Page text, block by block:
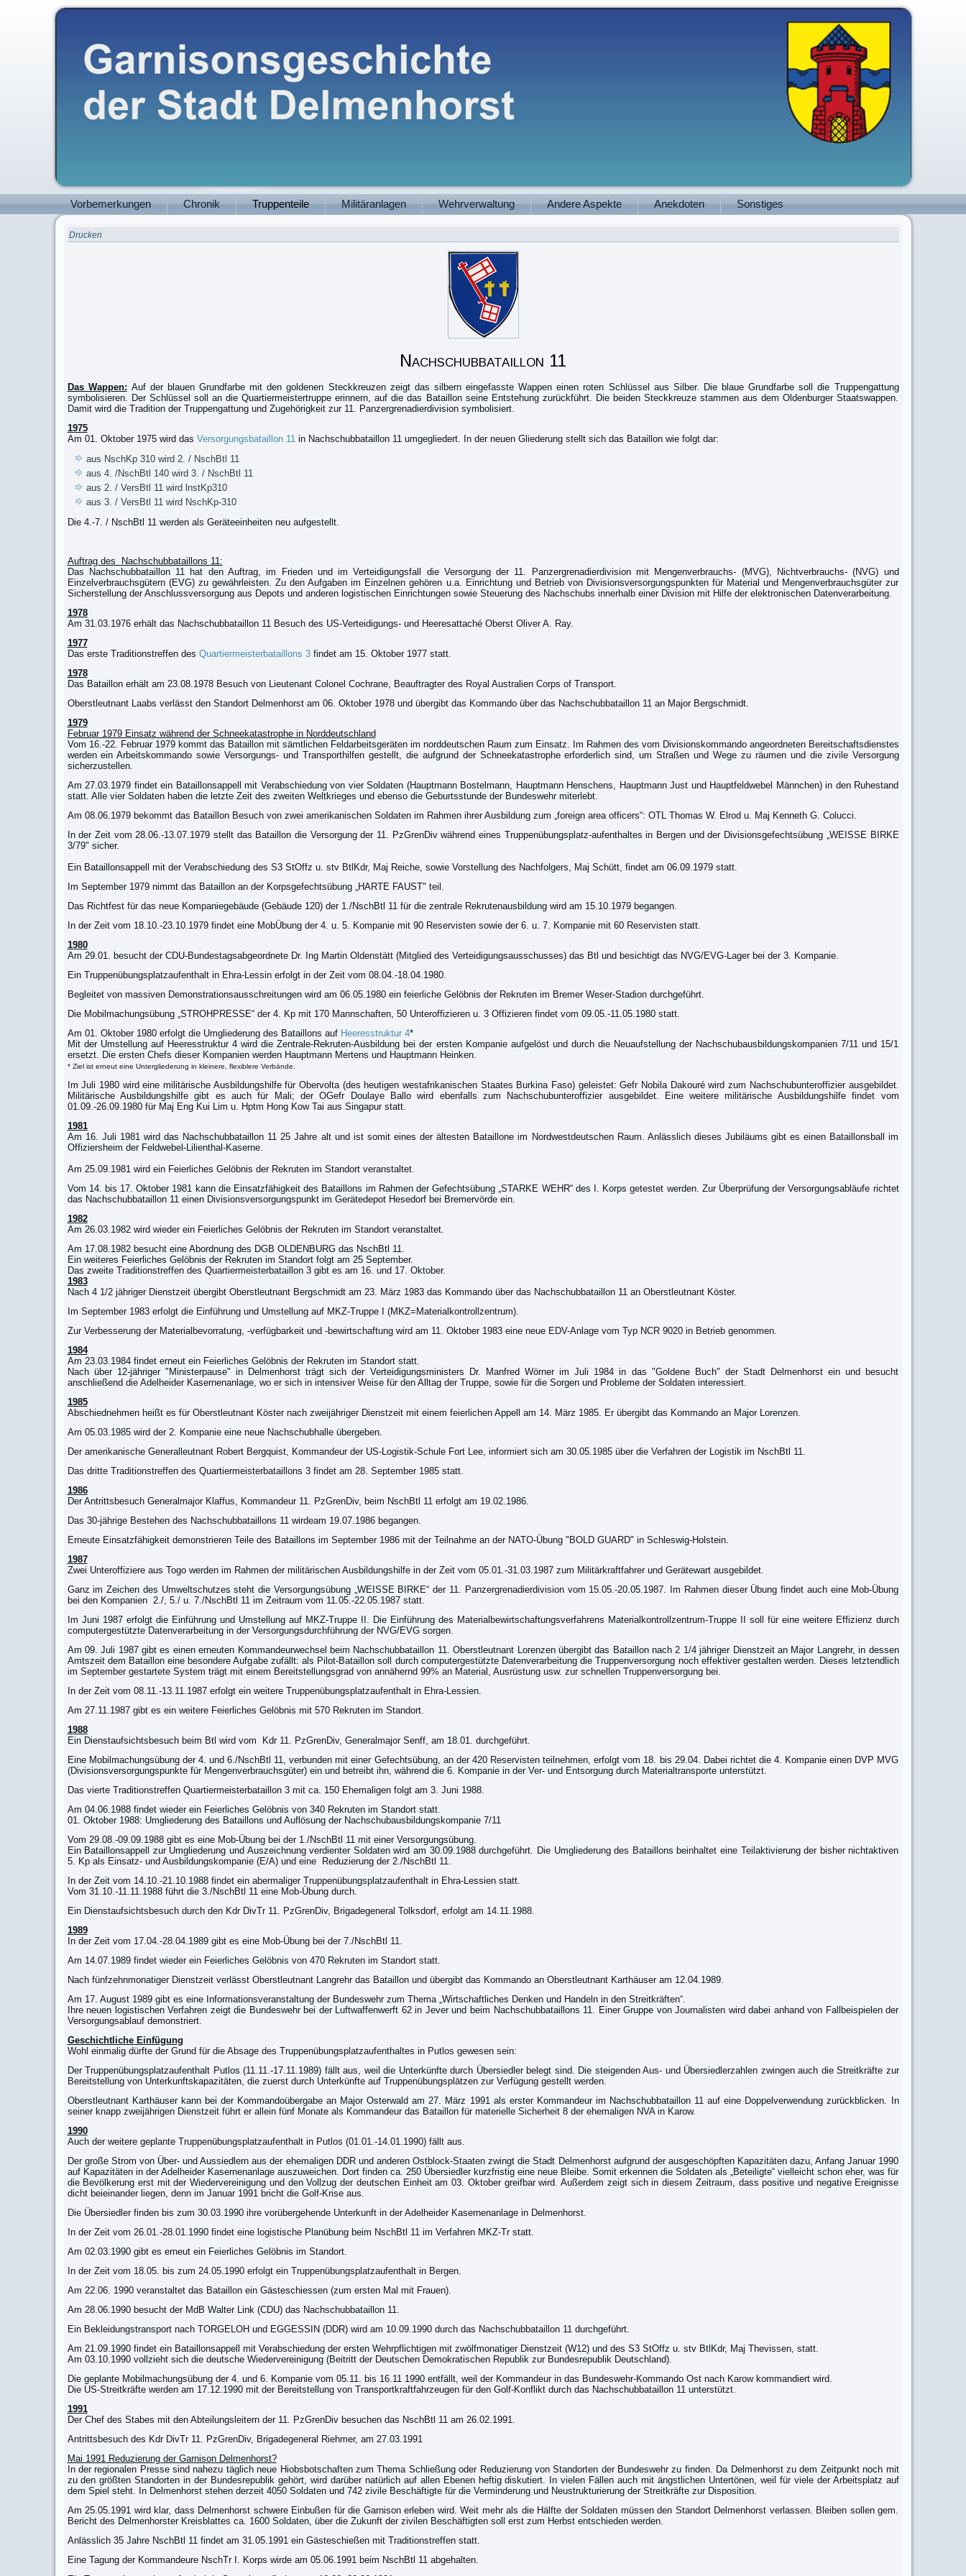
Vorbemerkungen Chronik Truppenteile Militäranlagen Wehrverwaltung Andere Aspekte Anekdoten Sonstiges
Drucken
Nachschubbataillon 11
Das Wappen: Auf der blauen Grundfarbe mit den goldenen Steckkreuzen zeigt das silbern eingefasste Wappen einen roten Schlüssel aus Silber. Die blaue Grundfarbe soll die Truppengattung
symbolisieren. Der Schlüssel soll an die Quartiermeistertruppe erinnern, auf die das Bataillon seine Entstehung zurückführt. Die beiden Steckkreuze stammen aus dem Oldenburger Staatswappen.
Damit wird die Tradition der Truppengattung und Zugehörigkeit zur 11. Panzergrenadierdivision symbolisiert.
1975
Am 01. Oktober 1975 wird das Versorgungsbataillon 11in Nachschubbataillon 11 umgegliedert. In der neuen Gliederung stellt sich das Bataillon wie folgt dar:
aus NschKp 310 wird 2. / NschBtl 11
aus 4. /NschBtl 140 wird 3. / NschBtl 11
aus 2. / VersBtl 11 wird lnstKp310
aus 3. / VersBtl 11 wird NschKp-310
Die 4.-7. / NschBtl 11 werden als Geräteeinheiten neu aufgestellt.
Auftrag des Nachschubbataillons 11:
Das Nachschubbataillon 11 hat den Auftrag, im Frieden und im Verteidigungsfall die Versorgung der 11. Panzergrenadierdivision mit Mengenverbrauchs- (MVG), Nichtverbrauchs- (NVG) und
Einzelverbrauchsgütern (EVG) zu gewährleisten. Zu den Aufgaben im Einzelnen gehören u.a. Einrichtung und Betrieb von Divisionsversorgungspunkten für Material und Mengenverbrauchsgüter zur
Sicherstellung der Anschlussversorgung aus Depots und anderen logistischen Einrichtungen sowie Steuerung des Nachschubs innerhalb einer Division mit Hilfe der elektronischen Datenverarbeitung.
1978
Am 31.03.1976 erhält das Nachschubbataillon 11 Besuch des US-Verteidigungs- und Heeresattaché Oberst Oliver A. Ray.
1977
Das erste Traditionstreffen des Quartiermeisterbataillons 3findet am 15. Oktober 1977 statt.
1978
Das Bataillon erhält am 23.08.1978 Besuch von Lieutenant Colonel Cochrane, Beauftragter des Royal Australien Corps of Transport.
Oberstleutnant Laabs verlässt den Standort Delmenhorst am 06. Oktober 1978 und übergibt das Kommando über das Nachschubbataillon 11 an Major Bergschmidt.
1979
Februar 1979 Einsatz während der Schneekatastrophe in Norddeutschland
Vom 16.-22. Februar 1979 kommt das Bataillon mit sämtlichen Feldarbeitsgeräten im norddeutschen Raum zum Einsatz. Im Rahmen des vom Divisionskommando angeordneten Bereitschaftsdienstes
werden ein Arbeitskommando sowie Versorgungs- und Transporthilfen gestellt, die aufgrund der Schneekatastrophe erforderlich sind, um Straßen und Wege zu räumen und die zivile Versorgung
sicherzustellen.
Am 27.03.1979 findet ein Bataillonsappell mit Verabschiedung von vier Soldaten (Hauptmann Bostelmann, Hauptmann Henschens, Hauptmann Just und Hauptfeldwebel Männchen) in den Ruhestand
statt. Alle vier Soldaten haben die letzte Zeit des zweiten Weltkrieges und ebenso die Geburtsstunde der Bundeswehr miterlebt.
Am 08.06.1979 bekommt das Bataillon Besuch von zwei amerikanischen Soldaten im Rahmen ihrer Ausbildung zum „foreign area officers“: OTL Thomas W. Elrod u. Maj Kenneth G. Colucci.
In der Zeit vom 28.06.-13.07.1979 stellt das Bataillon die Versorgung der 11. PzGrenDiv während eines Truppenübungsplatz-aufenthaltes in Bergen und der Divisionsgefechtsübung „WEISSE BIRKE
3/79" sicher.
Ein Bataillonsappell mit der Verabschiedung des S3 StOffz u. stv BtlKdr, Maj Reiche, sowie Vorstellung des Nachfolgers, Maj Schütt, findet am 06.09.1979 statt.
Im September 1979 nimmt das Bataillon an der Korpsgefechtsübung „HARTE FAUST" teil.
Das Richtfest für das neue Kompaniegebäude (Gebäude 120) der 1./NschBtl 11 für die zentrale Rekrutenausbildung wird am 15.10.1979 begangen.
In der Zeit vom 18.10.-23.10.1979 findet eine MobÜbung der 4. u. 5. Kompanie mit 90 Reservisten sowie der 6. u. 7. Kompanie mit 60 Reservisten statt.
1980
Am 29.01. besucht der CDU-Bundestagsabgeordnete Dr. Ing Martin Oldenstätt (Mitglied des Verteidigungsausschusses) das Btl und besichtigt das NVG/EVG-Lager bei der 3. Kompanie.
Ein Truppenübungsplatzaufenthalt in Ehra-Lessin erfolgt in der Zeit vom 08.04.-18.04.1980.
Begleitet von massiven Demonstrationsausschreitungen wird am 06.05.1980 ein feierliche Gelöbnis der Rekruten im Bremer Weser-Stadion durchgeführt.
Die Mobilmachungsübung „STROHPRESSE“ der 4. Kp mit 170 Mannschaften, 50 Unteroffizieren u. 3 Offizieren findet vom 09.05.-11.05.1980 statt.
Am 01. Oktober 1980 erfolgt die Umgliederung des Bataillons auf Heeresstruktur 4*
Mit der Umstellung auf Heeresstruktur 4 wird die Zentrale-Rekruten-Ausbildung bei der ersten Kompanie aufgelöst und durch die Neuaufstellung der Nachschubausbildungskompanien 7/11 und 15/1
ersetzt. Die ersten Chefs dieser Kompanien werden Hauptmann Mertens und Hauptmann Heinken.
* Ziel ist erneut eine Untergliederung in kleinere, flexiblere Verbände.
Im Juli 1980 wird eine militärische Ausbildungshilfe für Obervolta (des heutigen westafrikanischen Staates Burkina Faso) geleistet: Gefr Nobila Dakouré wird zum Nachschubunteroffizier ausgebildet.
Militärische Ausbildungshilfe gibt es auch für Mali; der OGefr Doulaye Ballo wird ebenfalls zum Nachschubunteroffizier ausgebildet. Eine weitere militärische Ausbildungshilfe findet vom
01.09.-26.09.1980 für Maj Eng Kui Lim u. Hptm Hong Kow Tai aus Singapur statt.
1981
Am 16. Juli 1981 wird das Nachschubbataillon 11 25 Jahre alt und ist somit eines der ältesten Bataillone im Nordwestdeutschen Raum. Anlässlich dieses Jubiläums gibt es einen Bataillonsball im
Offiziersheim der Feldwebel-Lilienthal-Kaserne.
Am 25.09.1981 wird ein Feierliches Gelöbnis der Rekruten im Standort veranstaltet.
Vom 14. bis 17. Oktober 1981 kann die Einsatzfähigkeit des Bataillons im Rahmen der Gefechtsübung „STARKE WEHR“ des I. Korps getestet werden. Zur Überprüfung der Versorgungsabläufe richtet
das Nachschubbataillon 11 einen Divisionsversorgungspunkt im Gerätedepot Hesedorf bei Bremervörde ein.
1982
Am 26.03.1982 wird wieder ein Feierliches Gelöbnis der Rekruten im Standort veranstaltet.
Am 17.08.1982 besucht eine Abordnung des DGB OLDENBURG das NschBtl 11.
Ein weiteres Feierliches Gelöbnis der Rekruten im Standort folgt am 25 September.
Das zweite Traditionstreffen des Quartiermeisterbataillon 3 gibt es am 16. und 17. Oktober.
1983
Nach 4 1/2 jähriger Dienstzeit übergibt Oberstleutnant Bergschmidt am 23. März 1983 das Kommando über das Nachschubbataillon 11 an Oberstleutnant Köster.
Im September 1983 erfolgt die Einführung und Umstellung auf MKZ-Truppe I (MKZ=Materialkontrollzentrum).
Zur Verbesserung der Materialbevorratung, -verfügbarkeit und -bewirtschaftung wird am 11. Oktober 1983 eine neue EDV-Anlage vom Typ NCR 9020 in Betrieb genommen.
1984
Am 23.03.1984 findet erneut ein Feierliches Gelöbnis der Rekruten im Standort statt.
Nach über 12-jähriger "Ministerpause" in Delmenhorst trägt sich der Verteidigungsministers Dr. Manfred Wörner im Juli 1984 in das "Goldene Buch" der Stadt Delmenhorst ein und besucht
anschließend die Adelheider Kasernenanlage, wo er sich in intensiver Weise für den Alltag der Truppe, sowie für die Sorgen und Probleme der Soldaten interessiert.
1985
Abschiednehmen heißt es für Oberstleutnant Köster nach zweijähriger Dienstzeit mit einem feierlichen Appell am 14. März 1985. Er übergibt das Kommando an Major Lorenzen.
Am 05.03.1985 wird der 2. Kompanie eine neue Nachschubhalle übergeben.
Der amerikanische Generalleutnant Robert Bergquist, Kommandeur der US-Logistik-Schule Fort Lee, informiert sich am 30.05.1985 über die Verfahren der Logistik im NschBtl 11.
Das dritte Traditionstreffen des Quartiermeisterbataillons 3 findet am 28. September 1985 statt.
1986
Der Antrittsbesuch Generalmajor Klaffus, Kommandeur 11. PzGrenDiv, beim NschBtl 11 erfolgt am 19.02.1986.
Das 30-jährige Bestehen des Nachschubbataillons 11 wirdeam 19.07.1986 begangen.
Erneute Einsatzfähigkeit demonstrieren Teile des Bataillons im September 1986 mit der Teilnahme an der NATO-Übung "BOLD GUARD" in Schleswig-Holstein.
1987
Zwei Unteroffiziere aus Togo werden im Rahmen der militärischen Ausbildungshilfe in der Zeit vom 05.01.-31.03.1987 zum Militärkraftfahrer und Gerätewart ausgebildet.
Ganz im Zeichen des Umweltschutzes steht die Versorgungsübung „WEISSE BIRKE“ der 11. Panzergrenadierdivision vom 15.05.-20.05.1987. Im Rahmen dieser Übung findet auch eine Mob-Übung
bei den Kompanien 2./, 5./ u. 7./NschBtl 11 im Zeitraum vom 11.05.-22.05.1987 statt.
Im Juni 1987 erfolgt die Einführung und Umstellung auf MKZ-Truppe II. Die Einführung des Materialbewirtschaftungsverfahrens Materialkontrollzentrum-Truppe II soll für eine weitere Effizienz durch
computergestützte Datenverarbeitung in der Versorgungsdurchführung der NVG/EVG sorgen.
Am 09. Juli 1987 gibt es einen erneuten Kommandeurwechsel beim Nachschubbataillon 11. Oberstleutnant Lorenzen übergibt das Bataillon nach 2 1/4 jähriger Dienstzeit an Major Langrehr, in dessen
Amtszeit dem Bataillon eine besondere Aufgabe zufällt: als Pilot-Bataillon soll durch computergestützte Datenverarbeitung die Truppenversorgung noch effektiver gestalten werden. Dieses letztendlich
im September gestartete System trägt mit einem Bereitstellungsgrad von annähernd 99% an Material, Ausrüstung usw. zur schnellen Truppenversorgung bei.
In der Zeit vom 08.11.-13.11.1987 erfolgt ein weitere Truppenübungsplatzaufenthalt in Ehra-Lessien.
Am 27.11.1987 gibt es ein weitere Feierliches Gelöbnis mit 570 Rekruten im Standort.
1988
Ein Dienstaufsichtsbesuch beim Btl wird vom Kdr 11. PzGrenDiv, Generalmajor Senff, am 18.01. durchgeführt.
Eine Mobilmachungsübung der 4. und 6./NschBtl 11, verbunden mit einer Gefechtsübung, an der 420 Reservisten teilnehmen, erfolgt vom 18. bis 29.04. Dabei richtet die 4. Kompanie einen DVP MVG
(Divisionsversorgungspunkte für Mengenverbrauchsgüter) ein und betreibt ihn, während die 6. Kompanie in der Ver- und Entsorgung durch Materialtransporte unterstützt.
Das vierte Traditionstreffen Quartiermeisterbataillon 3 mit ca. 150 Ehemaligen folgt am 3. Juni 1988.
Am 04.06.1988 findet wieder ein Feierliches Gelöbnis von 340 Rekruten im Standort statt.
01. Oktober 1988: Umgliederung des Bataillons und Auflösung der Nachschubausbildungskompanie 7/11
Vom 29.08.-09.09.1988 gibt es eine Mob-Übung bei der 1./NschBtl 11 mit einer Versorgungsübung.
Ein Bataillonsappell zur Umgliederung und Auszeichnung verdienter Soldaten wird am 30.09.1988 durchgeführt. Die Umgliederung des Bataillons beinhaltet eine Teilaktivierung der bisher nichtaktiven
5. Kp als Einsatz- und Ausbildungskompanie (E/A) und eine Reduzierung der 2./NschBtl 11.
In der Zeit vom 14.10.-21.10.1988 findet ein abermaliger Truppenübungsplatzaufenthalt in Ehra-Lessien statt.
Vom 31.10.-11.11.1988 führt die 3./NschBtl 11 eine Mob-Übung durch.
Ein Dienstaufsichtsbesuch durch den Kdr DivTr 11. PzGrenDiv, Brigadegeneral Tolksdorf, erfolgt am 14.11.1988.
1989
In der Zeit vom 17.04.-28.04.1989 gibt es eine Mob-Übung bei der 7./NschBtl 11.
Am 14.07.1989 findet wieder ein Feierliches Gelöbnis von 470 Rekruten im Standort statt.
Nach fünfzehnmonatiger Dienstzeit verlässt Oberstleutnant Langrehr das Bataillon und übergibt das Kommando an Oberstleutnant Karthäuser am 12.04.1989.
Am 17. August 1989 gibt es eine Informationsveranstaltung der Bundeswehr zum Thema „Wirtschaftliches Denken und Handeln in den Streitkräften“.
Ihre neuen logistischen Verfahren zeigt die Bundeswehr bei der Luftwaffenwerft 62 in Jever und beim Nachschubbataillons 11. Einer Gruppe von Journalisten wird dabei anhand von Fallbeispielen der
Versorgungsablauf demonstriert.
Geschichtliche Einfügung
Wohl einmalig dürfte der Grund für die Absage des Truppenübungsplatzaufenthaltes in Putlos gewesen sein:
Der Truppenübungsplatzaufenthalt Putlos (11.11.-17.11.1989) fällt aus, weil die Unterkünfte durch Übersiedler belegt sind. Die steigenden Aus- und Übersiedlerzahlen zwingen auch die Streitkräfte zur
Bereitstellung von Unterkunftskapazitäten, die zuerst durch Unterkünfte auf Truppenübungsplätzen zur Verfügung gestellt werden.
Oberstleutnant Karthäuser kann bei der Kommandoübergabe an Major Osterwald am 27. März 1991 als erster Kommandeur im Nachschubbataillon 11 auf eine Doppelverwendung zurückblicken. In
seiner knapp zweijährigen Dienstzeit führt er allein fünf Monate als Kommandeur das Bataillon für materielle Sicherheit 8 der ehemaligen NVA in Karow.
1990
Auch der weitere geplante Truppenübungsplatzaufenthalt in Putlos (01.01.-14.01.1990) fällt aus.
Der große Strom von Über- und Aussiedlern aus der ehemaligen DDR und anderen Ostblock-Staaten zwingt die Stadt Delmenhorst aufgrund der ausgeschöpften Kapazitäten dazu, Anfang Januar 1990
auf Kapazitäten in der Adelheider Kasernenanlage auszuweichen. Dort finden ca. 250 Übersiedler kurzfristig eine neue Bleibe. Somit erkennen die Soldaten als „Beteiligte“ vielleicht schon eher, was für
die Bevölkerung erst mit der Wiedervereinigung und den Vollzug der deutschen Einheit am 03. Oktober greifbar wird. Außerdem zeigt sich in diesem Zeitraum, dass positive und negative Ereignisse
dicht beieinander liegen, denn im Januar 1991 bricht die Golf-Krise aus.
Die Übersiedler finden bis zum 30.03.1990 ihre vorübergehende Unterkunft in der Adelheider Kasernenanlage in Delmenhorst.
In der Zeit vom 26.01.-28.01.1990 findet eine logistische Planübung beim NschBtl 11 im Verfahren MKZ-Tr statt.
Am 02.03.1990 gibt es erneut ein Feierliches Gelöbnis im Standort.
In der Zeit vom 18.05. bis zum 24.05.1990 erfolgt ein Truppenübungsplatzaufenthalt in Bergen.
Am 22.06. 1990 veranstaltet das Bataillon ein Gästeschiessen (zum ersten Mal mit Frauen).
Am 28.06.1990 besucht der MdB Walter Link (CDU) das Nachschubbataillon 11.
Ein Bekleidungstransport nach TORGELOH und EGGESSIN (DDR) wird am 10.09.1990 durch das Nachschubbataillon 11 durchgeführt.
Am 21.09.1990 findet ein Bataillonsappell mit Verabschiedung der ersten Wehrpflichtigen mit zwölfmonatiger Dienstzeit (W12) und des S3 StOffz u. stv BtlKdr, Maj Thevissen, statt.
Am 03.10.1990 vollzieht sich die deutsche Wiedervereinigung (Beitritt der Deutschen Demokratischen Republik zur Bundesrepublik Deutschland).
Die geplante Mobilmachungsübung der 4. und 6. Kompanie vom 05.11. bis 16.11 1990 entfällt, weil der Kommandeur in das Bundeswehr-Kommando Ost nach Karow kommandiert wird.
Die US-Streitkräfte werden am 17.12.1990 mit der Bereitstellung von Transportkraftfahrzeugen für den Golf-Konflikt durch das Nachschubbataillon 11 unterstützt.
1991
Der Chef des Stabes mit den Abteilungsleitern der 11. PzGrenDiv besuchen das NschBtl 11 am 26.02.1991.
Antrittsbesuch des Kdr DivTr 11. PzGrenDiv, Brigadegeneral Riehmer, am 27.03.1991
Mai 1991 Reduzierung der Garnison Delmenhorst?
In der regionalen Presse sind nahezu täglich neue Hiobsbotschaften zum Thema Schließung oder Reduzierung von Standorten der Bundeswehr zu finden. Da Delmenhorst zu dem Zeitpunkt noch mit
zu den größten Standorten in der Bundesrepublik gehört, wird darüber natürlich auf allen Ebenen heftig diskutiert. In vielen Fällen auch mit ängstlichen Untertönen, weil für viele der Arbeitsplatz auf
dem Spiel steht. In Delmenhorst stehen derzeit 4050 Soldaten und 742 zivile Beschäftigte für die Verminderung und Neustrukturierung der Streitkräfte zur Disposition.
Am 25.05.1991 wird klar, dass Delmenhorst schwere Einbußen für die Garnison erleben wird. Weit mehr als die Hälfte der Soldaten müssen den Standort Delmenhorst verlassen. Bleiben sollen gem.
Bericht des Delmenhorster Kreisblattes ca. 1600 Soldaten, über die Zukunft der zivilen Beschäftigten soll erst zum Herbst entschieden werden.
Anlässlich 35 Jahre NschBtl 11 findet am 31.05.1991 ein Gästeschießen mit Traditionstreffen statt.
Eine Tagung der Kommandeure NschTr I. Korps wirde am 05.06.1991 beim NschBtl 11 abgehalten.